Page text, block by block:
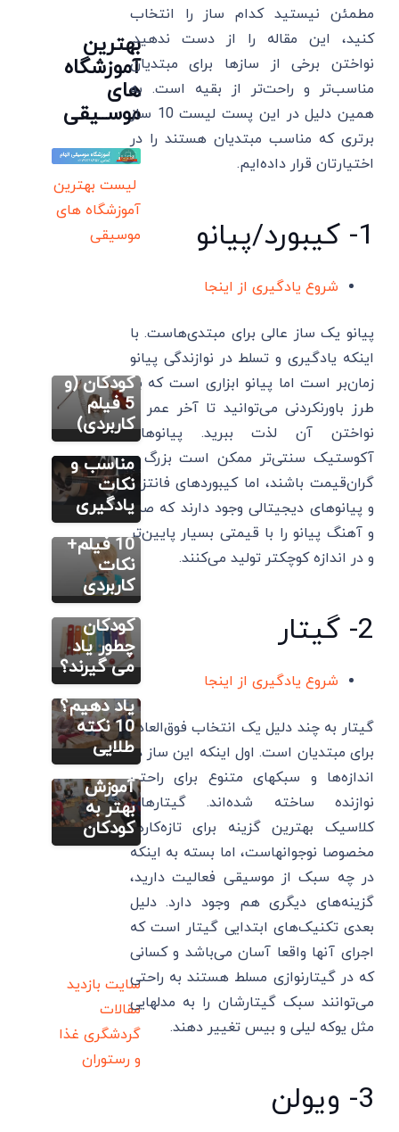
مطمئن نیستید کدام ساز را انتخاب
کنید، این مقاله را از دست ندهید.
نواختن برخی از سازها برای مبتدیان
مناسب‌تر و راحت‌تر از بقیه است. به
همین دلیل در این پست لیست 10 ساز
برتری که مناسب مبتدیان هستند را در
اختیارتان قرار داده‌ایم.
1- کیبورد/پیانو
شروع یادگیری از اینجا
پیانو یک ساز عالی برای مبتدی‌هاست. با
اینکه یادگیری و تسلط در نوازندگی پیانو
زمان‌بر است اما پیانو ابزاری است که به
طرز باورنکردنی می‌توانید تا آخر عمر از
نواختن آن لذت ببرید. پیانوهای
آکوستیک سنتی‌تر ممکن است بزرگ و
گران‌قیمت باشند، اما کیبوردهای فانتزی
و پیانوهای دیجیتالی وجود دارند که صدا
و آهنگ پیانو را با قیمتی بسیار پایین‌تر
و در اندازه کوچکتر تولید می‌کنند.
2- گیتار
شروع یادگیری از اینجا
گیتار به چند دلیل یک انتخاب فوق‌العاده
برای مبتدیان است. اول اینکه این ساز در
اندازه‌ها و سبکهای متنوع برای راحتی
نوازنده ساخته شده‌اند. گیتارهای
کلاسیک بهترین گزینه برای تازه‌کارها
مخصوصا نوجوانهاست، اما بسته به اینکه
در چه سبک از موسیقی فعالیت دارید،
گزینه‌های دیگری هم وجود دارد. دلیل
بعدی تکنیک‌های ابتدایی گیتار است که
اجرای آنها واقعا آسان می‌باشد و کسانی
که در گیتارنوازی مسلط هستند به راحتی
می‌توانند سبک گیتارشان را به مدلهایی
مثل یوکه لیلی و بیس تغییر دهند.
3- ویولن
بهترین
آموزشگاه
های
موســیقی
لیست بهترین
آموزشگاه های
موسیقی
آموزش
ویولن برای
کودکان (و
5 فیلم
کاربردی)
آموزش
گیتار برای
کودکان:
سایز
مناسب و
نکات
یادگیری
آموزش اصولی
سازدهنی
آموزش
ساز دهنی
برای
کودکان با
10 فیلم+
نکات
کاربردی
مطالب متنوع
ارف
چیست؟
متد آن
چگونه
است و
کودکان
چطور یاد
می گیرند؟
مطالب متنوع
دیگر
چگونه به
کودکان
موسیقی
یاد دهیم؟
10 نکته
طلایی
مطالب متنوع
دیگر
ساز ارف:
همه نکات
برای
آموزش
بهتر به
کودکان
سایت بازدید
مقالات
گردشگری غذا
و رستوران